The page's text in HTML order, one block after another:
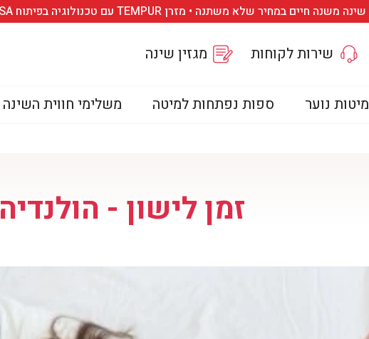
שינה משנה חיים במחיר שלא משתנה • מזרן TEMPUR עם טכנולוגיה בפיתוח NASA • ב-₪89 לחודש בלבד
שירות לקוחות מגזין שינה
מיטות נוער ספות נפתחות למיטה משלימי חווית השינה
זמן לישון - הולנדיה